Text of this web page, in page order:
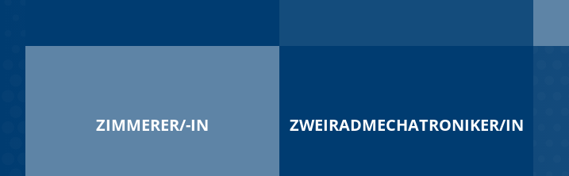
ZIMMERER/-IN ZWEIRADMECHATRONIKER/IN